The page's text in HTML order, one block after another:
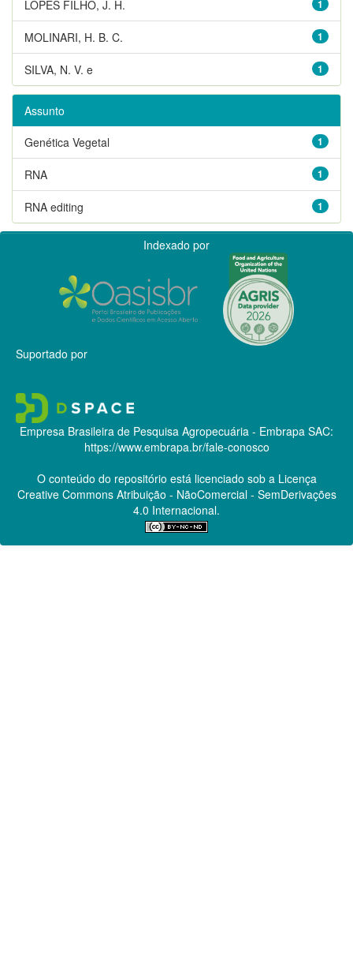
1
LOPES FILHO, J. H.
1
MOLINARI, H. B. C.
1
SILVA, N. V. e
Assunto
1
Genética Vegetal
1
RNA
1
RNA editing
Indexado por
Suportado por
Empresa Brasileira de Pesquisa Agropecuária - Embrapa SAC:
https://www.embrapa.br/fale-conosco
O conteúdo do repositório está licenciado sob a Licença
Creative CommonsAtribuição - NãoComercial - SemDerivações
4.0 Internacional.